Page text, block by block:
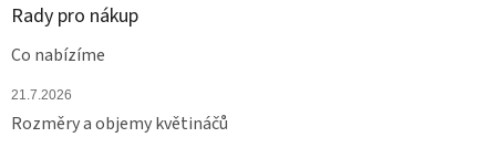
Rady pro nákup
Co nabízíme
21.7.2026
Rozměry a objemy květináčů